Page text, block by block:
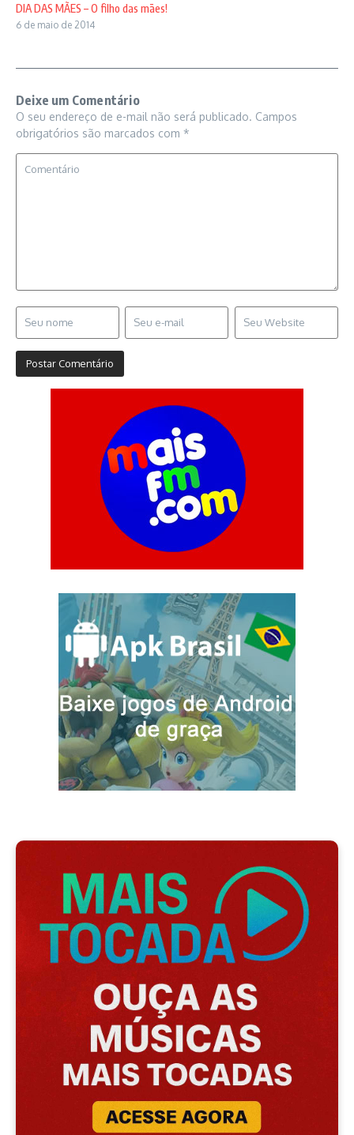
DIA DAS MÃES – O filho das mães!
6 de maio de 2014
Deixe um Comentário
O seu endereço de e-mail não será publicado. Campos
obrigatórios são marcados com *